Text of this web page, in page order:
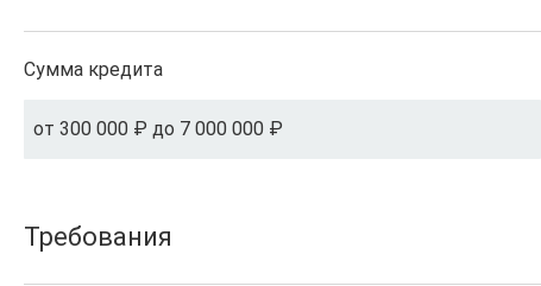
Сумма кредита
от 300 000 ₽ до 7 000 000 ₽
Требования